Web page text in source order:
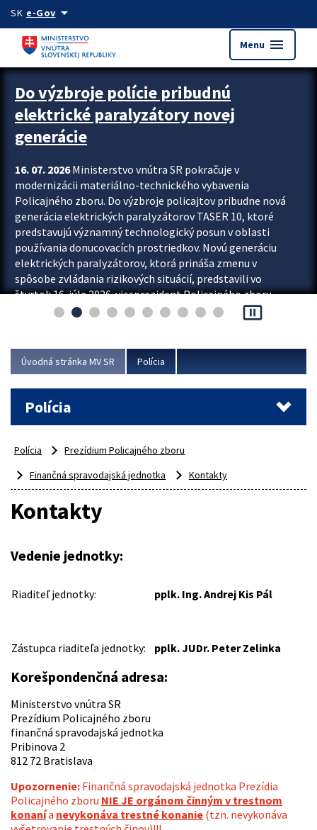
Preskocit na hlavný obsah
SK e-Govarrow_drop_down
Menu menu
Zastavit automatický posun upútavok
Do výzbroje polície pribudnú
elektrické paralyzátory novej
generácie
16. 07. 2026Ministerstvo vnútra SR pokračuje v
modernizácii materiálno-technického vybavenia
Policajného zboru. Do výzbroje policajtov pribudne nová
generácia elektrických paralyzátorov TASER 10, ktoré
predstavujú významný technologický posun v oblasti
používania donucovacích prostriedkov. Novú generáciu
elektrických paralyzátorov, ktorá prináša zmenu v
spôsobe zvládania rizikových situácií, predstavili vo
štvrtok 16. júla 2026 viceprezident Policajného zboru
Rastislav Polakovič a riaditeľ odboru výcviku...
pause_presentation
Úvodná stránka MV SR Polícia
Polícia
Polícia
Prezídium Policajného zboru
Finančná spravodajská jednotka
Kontakty
Kontakty
Vedenie jednotky:
Riaditeľ jednotky: pplk. Ing. Andrej Kis Pál
Zástupca riaditeľa jednotky: pplk. JUDr. Peter Zelinka
Korešpondenčná adresa:
Ministerstvo vnútra SR
Prezídium Policajného zboru
finančná spravodajská jednotka
Pribinova 2
812 72 Bratislava
Upozornenie: Finančná spravodajská jednotka Prezídia
Policajného zboru NIE JE orgánom činným v trestnom
konanía nevykonáva trestné konanie (tzn. nevykonáva